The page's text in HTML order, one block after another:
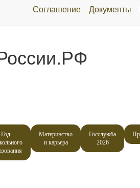
Соглашение Документы
Год
Материнство
и карьера
Госслужба
2026